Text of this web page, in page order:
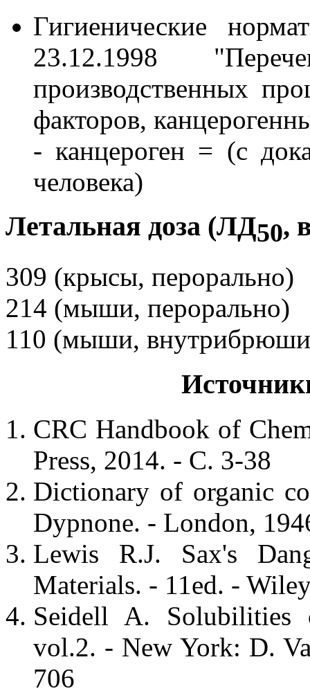
Гигиенические
23.12.1998
производственных
факторов,
- канцероген = (с
человека)
Летальная доза (ЛД50,
309 (крысы, перорально)
214 (мыши, перорально)
110 (мыши,
CRC Handbook of
Press, 2014. - С. 3-38
Dictionary of organic
Dypnone. - London,
Lewis R.J. Sax's
Materials. - 11ed. -
Seidell A. Solubilities
vol.2. - New York: D.
706